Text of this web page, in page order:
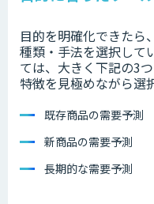
目的を明確化できたら
種類・手法を選択して
ては、大きく下記の3
特徴を見極めながら選
既存商品の需要予測
新商品の需要予測
長期的な需要予測